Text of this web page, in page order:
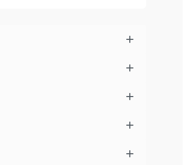
Reinigungsprogramm